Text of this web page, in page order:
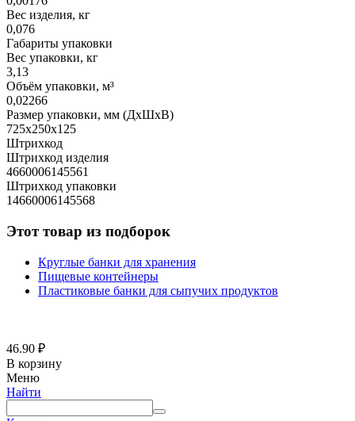
Вес изделия, кг
0,076
Габариты упаковки
Вес упаковки, кг
3,13
Объём упаковки, м³
0,02266
Размер упаковки, мм (ДхШхВ)
725х250х125
Штрихкод
Штрихкод изделия
4660006145561
Штрихкод упаковки
14660006145568
Этот товар из подборок
Круглые банки для хранения
Пищевые контейнеры
Пластиковые банки для сыпучих продуктов
46.90 ₽
В корзину
Меню
Найти